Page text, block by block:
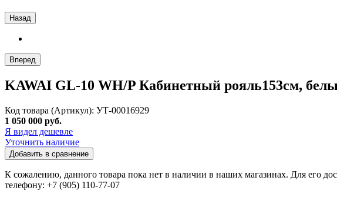
Назад
Вперед
KAWAI GL-10 WH/P Кабинетный рояль153см,
Код товара (Артикул): УТ-00016929
1 050 000 руб.
Я видел дешевле
Уточнить наличие
Добавить в сравнение
К сожалению, данного товара пока нет в наличии в наших магазинах. Для его
телефону: +7 (905) 110-77-07